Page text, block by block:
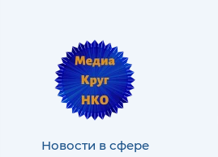
Новости в сфере